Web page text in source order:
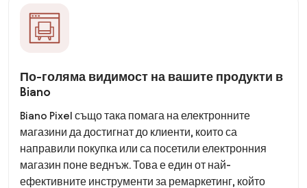
По-голяма видимост на вашите продукти в
Biano
Biano Pixel също така помага на електронните
магазини да достигнат до клиенти, които са
направили покупка или са посетили електронния
магазин поне веднъж. Това е един от най-
ефективните инструменти за ремаркетинг, който